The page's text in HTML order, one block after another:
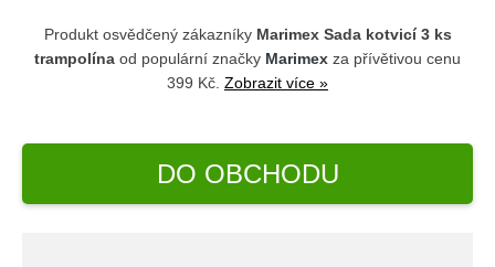
Produkt osvědčený zákazníky Marimex Sada kotvicí 3 ks
trampolína od populární značky Marimex za přívětivou cenu
399 Kč. Zobrazit více »
DO OBCHODU